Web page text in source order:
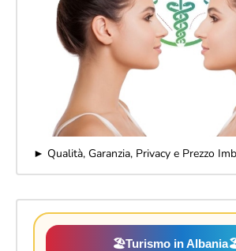
► Qualità, Garanzia, Privacy e Prezzo
🏖️Turismo in Albania